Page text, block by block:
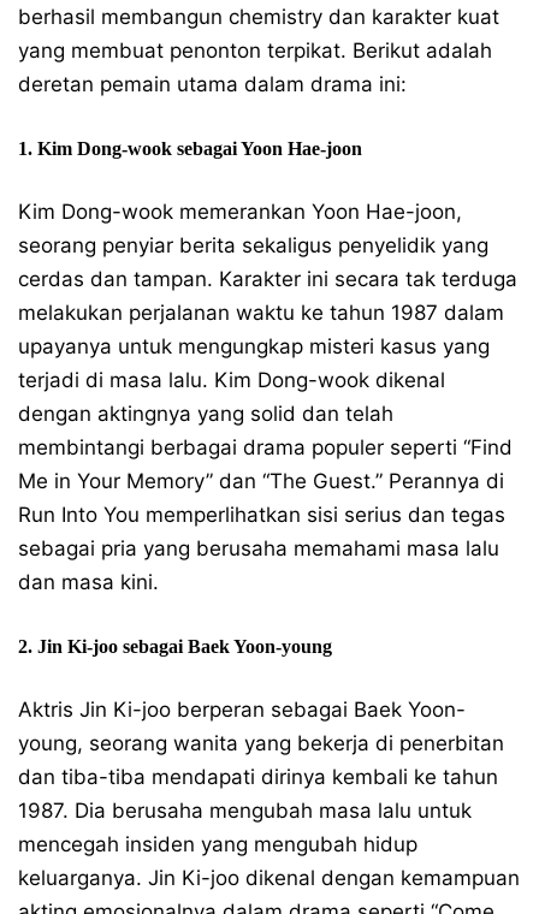
berhasil membangun chemistry dan karakter kuat
yang membuat penonton terpikat. Berikut adalah
deretan pemain utama dalam drama ini:
1. Kim Dong-wook sebagai Yoon Hae-joon
Kim Dong-wook memerankan Yoon Hae-joon,
seorang penyiar berita sekaligus penyelidik yang
cerdas dan tampan. Karakter ini secara tak terduga
melakukan perjalanan waktu ke tahun 1987 dalam
upayanya untuk mengungkap misteri kasus yang
terjadi di masa lalu. Kim Dong-wook dikenal
dengan aktingnya yang solid dan telah
membintangi berbagai drama populer seperti “Find
Me in Your Memory” dan “The Guest.” Perannya di
Run Into You memperlihatkan sisi serius dan tegas
sebagai pria yang berusaha memahami masa lalu
dan masa kini.
2. Jin Ki-joo sebagai Baek Yoon-young
Aktris Jin Ki-joo berperan sebagai Baek Yoon-
young, seorang wanita yang bekerja di penerbitan
dan tiba-tiba mendapati dirinya kembali ke tahun
1987. Dia berusaha mengubah masa lalu untuk
mencegah insiden yang mengubah hidup
keluarganya. Jin Ki-joo dikenal dengan kemampuan